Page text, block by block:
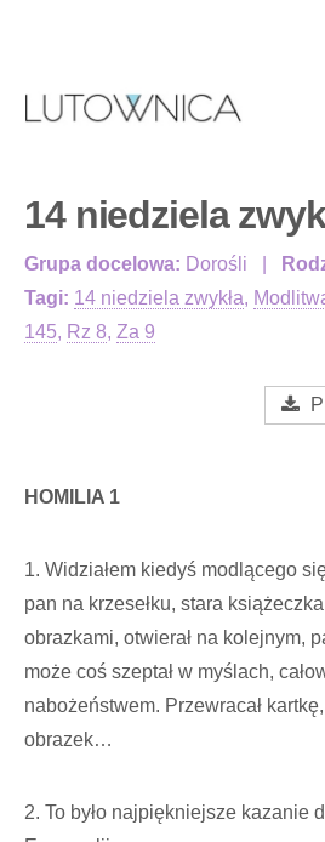
14 niedziela
Grupa docelowa: Dorośli
Tagi: 14 niedziela zwykła,
145, Rz 8, Za 9
HOMILIA 1
1. Widziałem kiedyś modlącego
pan na krzesełku, stara
obrazkami, otwierał na kolejnym,
może coś szeptał w myślach,
nabożeństwem. Przewracał
obrazek…
2. To było najpiękniejsze kazanie